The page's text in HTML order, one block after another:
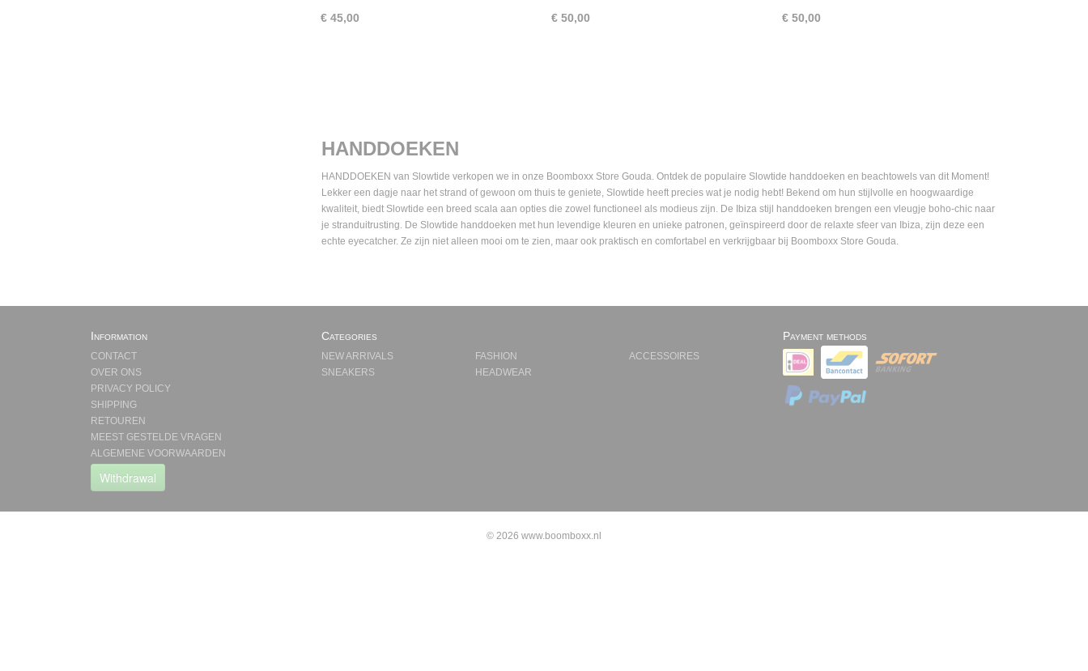
€ 45,00 € 50,00 € 50,00
HANDDOEKEN
HANDDOEKEN van Slowtide verkopen we in onze Boomboxx Store Gouda. Ontdek de populaire Slowtide handdoeken en beachtowels van dit Moment!
Lekker een dagje naar het strand of gewoon om thuis te geniete, Slowtide heeft precies wat je nodig hebt! Bekend om hun stijlvolle en hoogwaardige
kwaliteit, biedt Slowtide een breed scala aan opties die zowel functioneel als modieus zijn. De Ibiza stijl handdoeken brengen een vleugje boho-chic naar
je stranduitrusting. De Slowtide handdoeken met hun levendige kleuren en unieke patronen, geïnspireerd door de relaxte sfeer van Ibiza, zijn deze een
echte eyecatcher. Ze zijn niet alleen mooi om te zien, maar ook praktisch en comfortabel en verkrijgbaar bij Boomboxx Store Gouda.
Information
CONTACT
OVER ONS
PRIVACY POLICY
SHIPPING
RETOUREN
MEEST GESTELDE VRAGEN
ALGEMENE VOORWAARDEN
Withdrawal
Categories
NEW ARRIVALS
SNEAKERS
FASHION
HEADWEAR
ACCESSOIRES
Payment methods
© 2026 www.boomboxx.nl